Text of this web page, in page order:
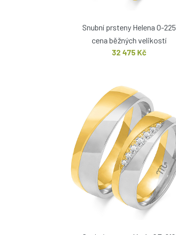
Snubní prsteny Helena O-225
cena běžných velikostí
32 475 Kč